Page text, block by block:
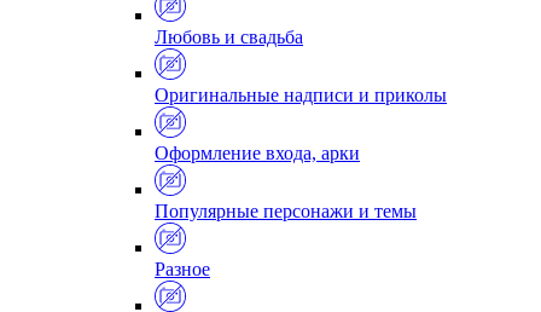
Любовь и свадьба
Оригинальные надписи и приколы
Оформление входа, арки
Популярные персонажи и темы
Разное